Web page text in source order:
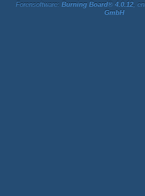
Forensoftware: Burning Board® 4.0.12,
GmbH